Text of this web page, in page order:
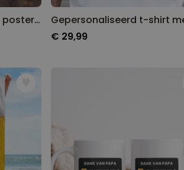
Gepersonaliseerde foto poster met tekst
€ 29,99